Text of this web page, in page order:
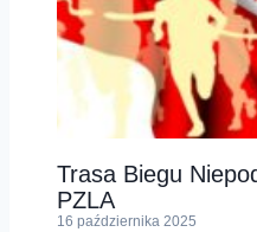
Trasa Biegu
PZLA
16 października 2025